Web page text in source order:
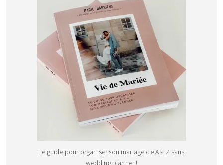
Le guide pour organiser son mariage de A à Z sans
wedding planner !